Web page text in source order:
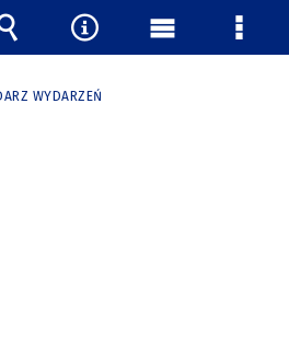
WYDARZEŃ
Narzędzia
Menu Menu